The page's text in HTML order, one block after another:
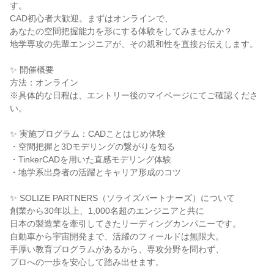
す。
CAD初心者大歓迎。まずはオンラインで、
あなたの空間把握能力を形にする体験をしてみませんか？
地学専攻の先輩エンジニアが、その親和性を直接お伝えします。
✨ 開催概要
方法：オンライン
※具体的な日程は、エントリー後のマイページにてご確認くださ
い。
✨ 実施プログラム：CADことはじめ体験
・空間把握と3Dモデリングの繋がりを知る
・TinkerCADを用いた直感モデリング体験
・地学系出身者の活躍とキャリア形成のコツ
✨ SOLIZE PARTNERS（ソライズパートナーズ）について
創業から30年以上、1,000名超のエンジニアと共に
日本の製造業を牽引してきたリーディングカンパニーです。
自動車から宇宙開発まで、活躍のフィールドは無限大。
手厚い教育プログラムがあるから、専攻分野を問わず、
プロへの一歩を安心して踏み出せます。